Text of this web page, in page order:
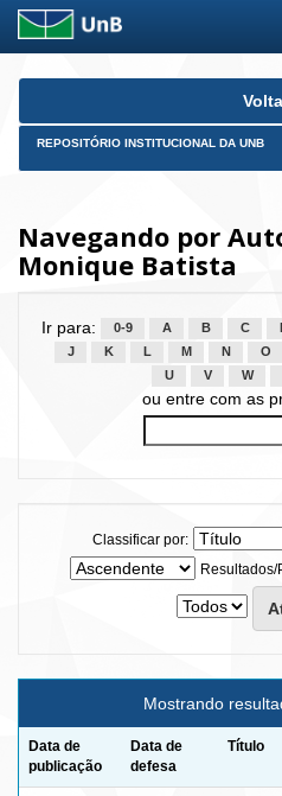
Skip
REPOSITÓRIO INSTITUCIONAL DA UNB
Navegando por
Monique Batista
Ir para: 0-9 A B C
J
K L M N O
U
V W
ou entre com as
Classificar por:
Resultados/
Mostrando
Data de
publicação
Data de
defesa
Título